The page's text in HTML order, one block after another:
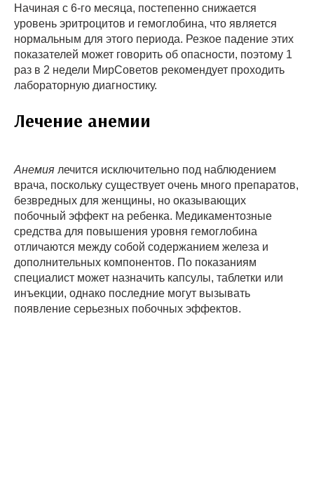
Начиная с 6-го месяца, постепенно снижается
уровень эритроцитов и гемоглобина, что является
нормальным для этого периода. Резкое падение этих
показателей может говорить об опасности, поэтому 1
раз в 2 недели МирСоветов рекомендует проходить
лабораторную диагностику.
Лечение анемии
Анемия лечится исключительно под наблюдением
врача, поскольку существует очень много препаратов,
безвредных для женщины, но оказывающих
побочный эффект на ребенка. Медикаментозные
средства для повышения уровня гемоглобина
отличаются между собой содержанием железа и
дополнительных компонентов. По показаниям
специалист может назначить капсулы, таблетки или
инъекции, однако последние могут вызывать
появление серьезных побочных эффектов.